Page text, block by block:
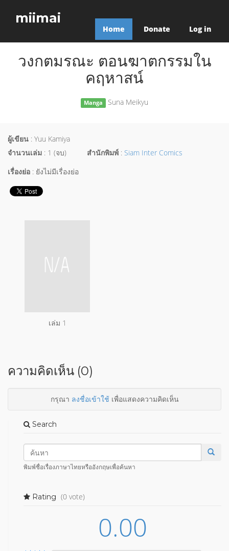
miimai
Home Donate Log in
วงกตมรณะ ตอนฆาตกรรมใน
คฤหาสน์
Manga Suna Meikyu
ผู้เขียน : Yuu Kamiya
จำนวนเล่ม : 1 (จบ) สำนักพิมพ์ : Siam Inter Comics
เรื่องย่อ : ยังไม่มีเรื่องย่อ
เล่ม 1
ความคิดเห็น (0)
กรุณา ลงชื่อเข้าใช้เพื่อแสดงความคิดเห็น
Search
พิมพ์ชื่อเรื่องภาษาไทยหรืออังกฤษเพื่อค้นหา
Rating (0 vote)
0.00